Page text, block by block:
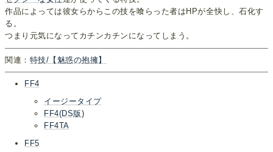
作品によっては彼女らからこの技を喰らった者はHPが全快し、石化す
る。
つまり元気になってカチンカチンになってしまう。
関連： 特技/【魅惑の抱擁】
FF4
イージータイプ
FF4(DS版)
FF4TA
FF5